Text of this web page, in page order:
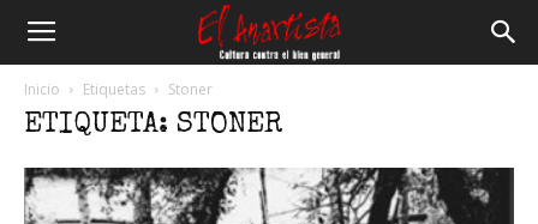
Inicio Etiquetas Stoner
ETIQUETA: STONER